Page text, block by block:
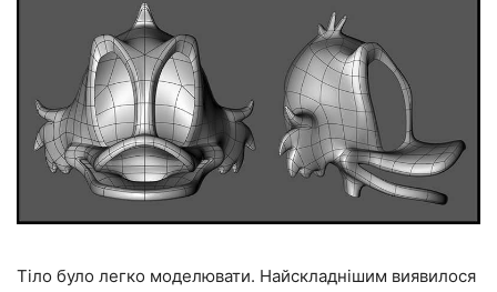
Тіло було легко моделювати. Найскладнішим виявилося